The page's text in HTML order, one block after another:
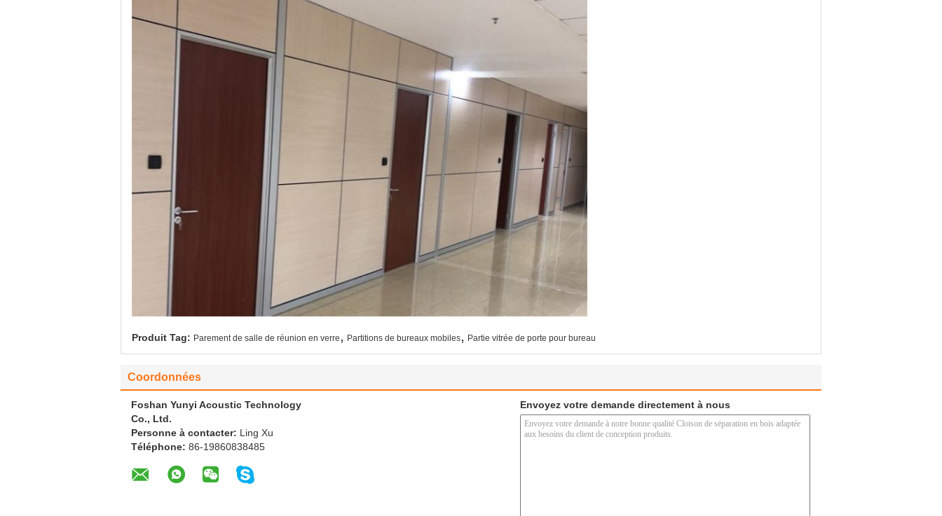
Produit Tag: Parement de salle de réunion en verre , Partitions de bureaux mobiles, Partie vitrée de porte pour bureau
Coordonnées
Foshan Yunyi Acoustic Technology
Co., Ltd.
Personne à contacter: Ling Xu
Téléphone: 86-19860838485
Envoyez votre demande directement à nous